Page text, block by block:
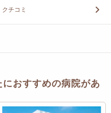
クチコミ
おすすめの病院があ